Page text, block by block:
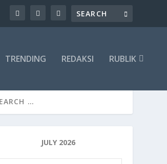
TRENDING REDAKSI RUBLIK
JULY 2026